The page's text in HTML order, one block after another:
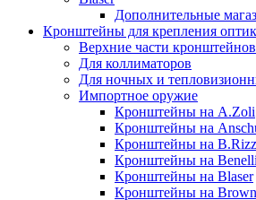
Дополнительные
Кронштейны для крепления
Верхние части кронштейнов
Для коллиматоров
Для ночных и
Импортное оружие
Кронштейны на A.Zoli
Кронштейны на
Кронштейны на
Кронштейны на Benelli
Кронштейны на Blaser
Кронштейны на